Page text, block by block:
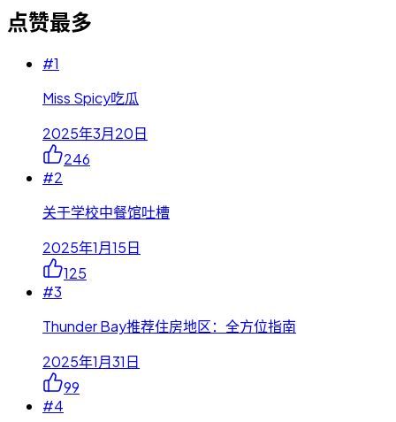
点赞最多
#1
Miss Spicy吃瓜
2025年3月20日
246
#2
关于学校中餐馆吐槽
2025年1月15日
125
#3
Thunder Bay推荐住房地区：全方位指南
2025年1月31日
99
#4